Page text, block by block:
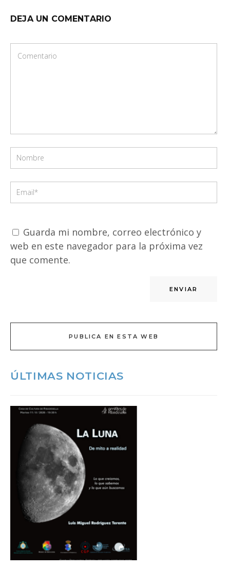
DEJA UN COMENTARIO
Guarda mi nombre, correo electrónico y
web en este navegador para la próxima vez
que comente.
PUBLICA EN ESTA WEB
ÚLTIMAS NOTICIAS